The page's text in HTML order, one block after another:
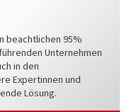
beachtlichen 95%
Unternehmen
in den
Expertinnen und
Lösung.